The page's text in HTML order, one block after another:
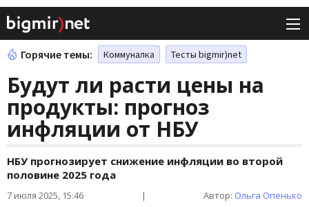
Горячие темы: Коммуналка Тесты bigmir)net
Будут ли расти цены на
продукты: прогноз
инфляции от НБУ
НБУ прогнозирует снижение инфляции во второй
половине 2025 года
7 июля 2025, 15:46 | Автор: Ольга Опенько